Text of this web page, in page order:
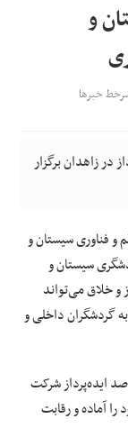
و
خبرها
در زاهدان برگزار
و فناوری سیستان و
سیستان و
و خلاق می‌تواند
گردشگران داخلی و
ایده‌پرداز شرکت
را آماده و رقابت